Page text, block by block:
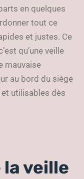
en quelques
tout ce
et justes. Ce
qu’une veille
mauvaise
au bord du siège
utilisables dès
veille